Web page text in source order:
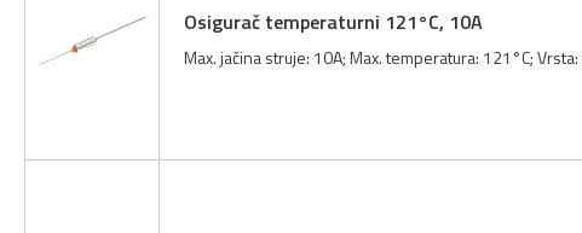
Osigurač temperaturni 121°C, 10A
Max. jačina struje: 10A; Max. temperatura: 121°C;